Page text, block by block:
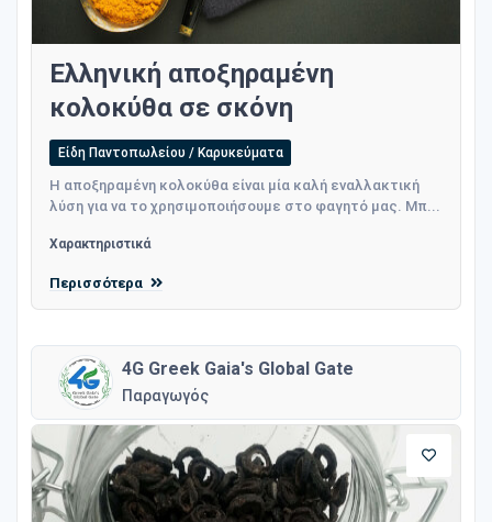
Ελληνική αποξηραμένη
κολοκύθα σε σκόνη
Είδη Παντοπωλείου / Καρυκεύματα
Η αποξηραμένη κολοκύθα είναι μία καλή εναλλακτική
λύση για να το χρησιμοποιήσουμε στο φαγητό μας. Μπ...
Χαρακτηριστικά
Περισσότερα
4G Greek Gaia's Global Gate
Παραγωγός